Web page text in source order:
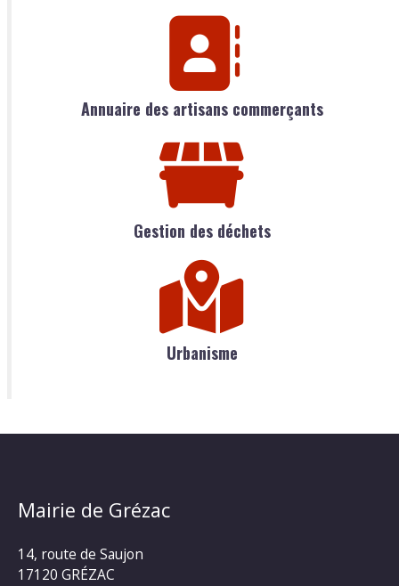
Annuaire des artisans commerçants
Gestion des déchets
Urbanisme
Mairie de Grézac
14, route de Saujon
17120 GRÉZAC